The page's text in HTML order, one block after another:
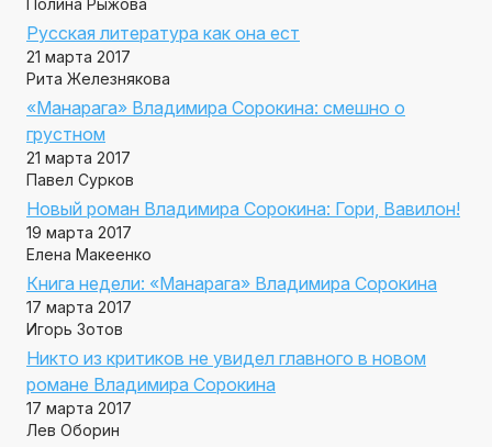
Полина Рыжова
Русская литература как она ест
21 марта 2017
Рита Железнякова
«Манарага» Владимира Сорокина: смешно о
грустном
21 марта 2017
Павел Сурков
Новый роман Владимира Сорокина: Гори, Вавилон!
19 марта 2017
Елена Макеенко
Книга недели: «Манарага» Владимира Сорокина
17 марта 2017
Игорь Зотов
Никто из критиков не увидел главного в новом
романе Владимира Сорокина
17 марта 2017
Лев Оборин